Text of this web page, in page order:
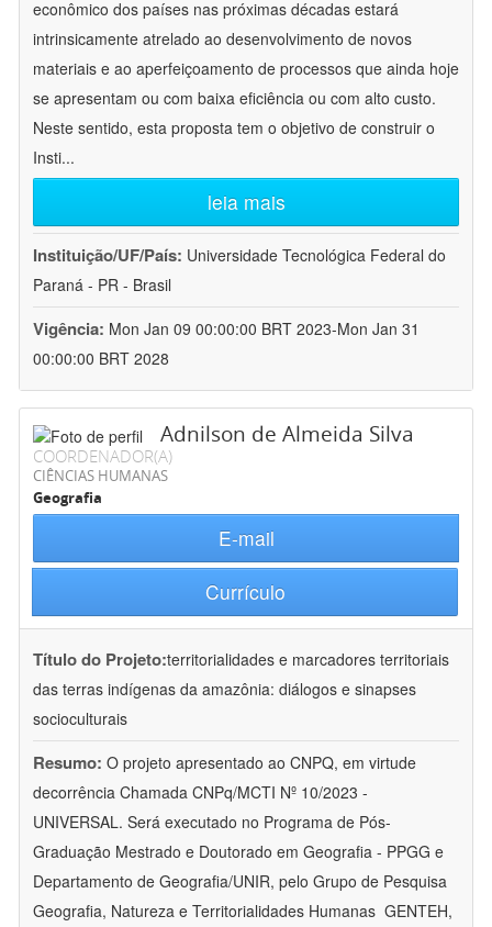
econômico dos países nas próximas décadas estará
intrinsicamente atrelado ao desenvolvimento de novos
materiais e ao aperfeiçoamento de processos que ainda hoje
se apresentam ou com baixa eficiência ou com alto custo.
Neste sentido, esta proposta tem o objetivo de construir o
Insti...
leia mais
Instituição/UF/País: Universidade Tecnológica Federal do
Paraná - PR - Brasil
Vigência: Mon Jan 09 00:00:00 BRT 2023-Mon Jan 31
00:00:00 BRT 2028
Adnilson de Almeida Silva
COORDENADOR(A)
CIÊNCIAS HUMANAS
Geografia
E-mail
Currículo
Título do Projeto:territorialidades e marcadores territoriais
das terras indígenas da amazônia: diálogos e sinapses
socioculturais
Resumo: O projeto apresentado ao CNPQ, em virtude
decorrência Chamada CNPq/MCTI Nº 10/2023 -
UNIVERSAL. Será executado no Programa de Pós-
Graduação Mestrado e Doutorado em Geografia - PPGG e
Departamento de Geografia/UNIR, pelo Grupo de Pesquisa
Geografia, Natureza e Territorialidades Humanas  GENTEH,